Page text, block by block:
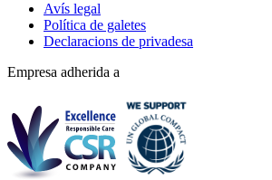
Avís legal
Política de galetes
Declaracions de privadesa
Empresa adherida a